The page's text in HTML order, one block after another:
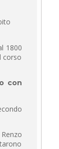
1800
corso
con